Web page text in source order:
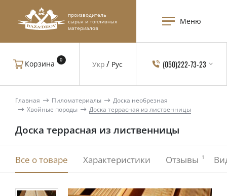
производитель
сырья и топливных
материалов
Меню
Укр Рус
Корзина 0 (050)222-73-23
Главная Пиломатериалы
Доска необрезная
Хвойные породы
Доска террасная из лиственницы
Доска террасная из лиственницы
Все о товаре Характеристики Отзывы 1